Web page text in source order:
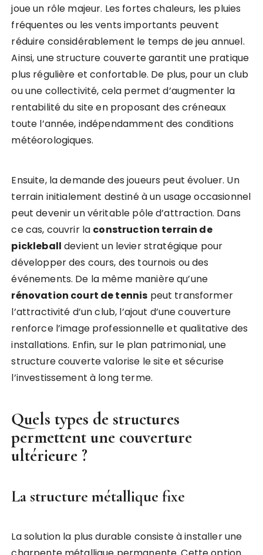
joue un rôle majeur. Les fortes chaleurs, les pluies
fréquentes ou les vents importants peuvent
réduire considérablement le temps de jeu annuel.
Ainsi, une structure couverte garantit une pratique
plus régulière et confortable. De plus, pour un club
ou une collectivité, cela permet d’augmenter la
rentabilité du site en proposant des créneaux
toute l’année, indépendamment des conditions
météorologiques.
Ensuite, la demande des joueurs peut évoluer. Un
terrain initialement destiné à un usage occasionnel
peut devenir un véritable pôle d’attraction. Dans
ce cas, couvrir la construction terrain de
pickleball devient un levier stratégique pour
développer des cours, des tournois ou des
événements. De la même manière qu’une
rénovation court de tennis peut transformer
l’attractivité d’un club, l’ajout d’une couverture
renforce l’image professionnelle et qualitative des
installations. Enfin, sur le plan patrimonial, une
structure couverte valorise le site et sécurise
l’investissement à long terme.
Quels types de structures
permettent une couverture
ultérieure ?
La structure métallique fixe
La solution la plus durable consiste à installer une